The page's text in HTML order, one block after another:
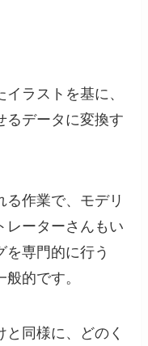
ラストを基に、
るデータに変換す
る作業で、モデリ
レーターさんもい
を専門的に行う
的です。
同様に、どのく